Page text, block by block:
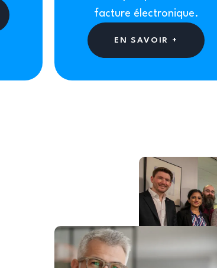
facture électronique.
EN SAVOIR +